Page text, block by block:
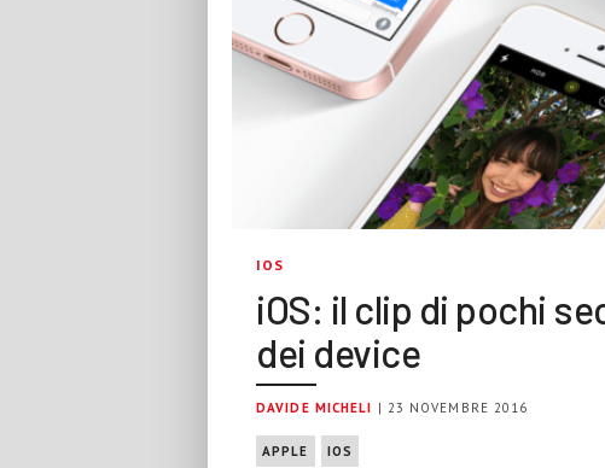
IOS
iOS: il clip di pochi
dei device
DAVIDE MICHELI | 23 NOVEMBRE 2016
APPLE IOS